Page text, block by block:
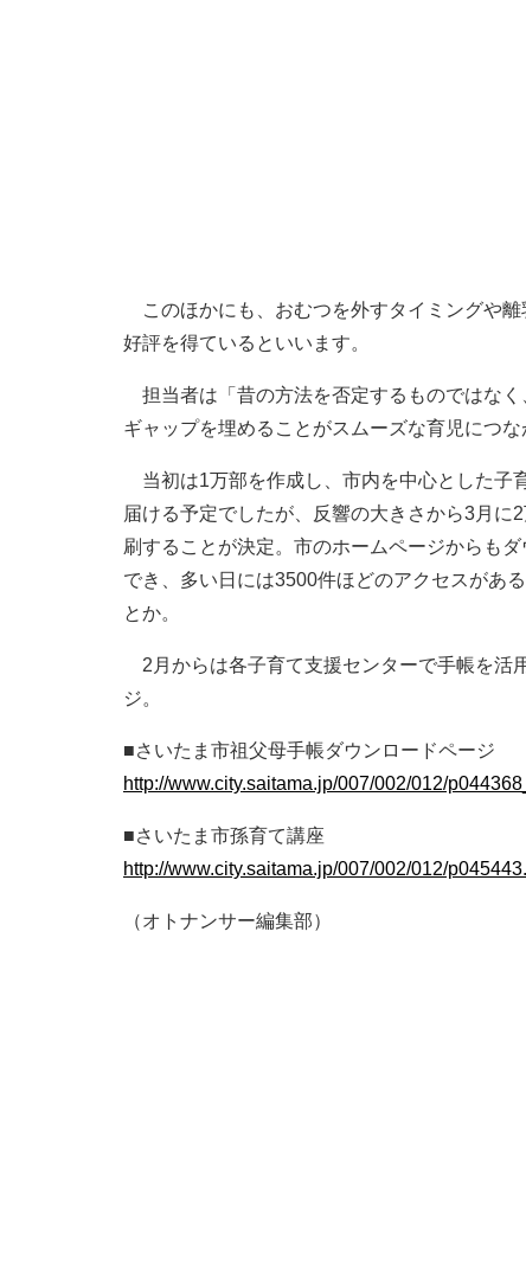
このほかにも、おむつを外すタイミングや
好評を得ているといいます。
担当者は「昔の方法を否定するものではな
ギャップを埋めることがスムーズな育児につ
当初は1万部を作成し、市内を中心とした子
届ける予定でしたが、反響の大きさから3月に
刷することが決定。市のホームページからもダ
でき、多い日には3500件ほどのアクセスがあ
とか。
2月からは各子育て支援センターで手帳を活
ジ。
■さいたま市祖父母手帳ダウンロードページ
http://www.city.saitama.jp/007/002/012/
■さいたま市孫育て講座
http://www.city.saitama.jp/007/002/012/
（オトナンサー編集部）